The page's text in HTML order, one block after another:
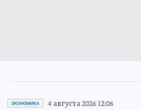
ЭКОНОМИКА 4 августа 2026 12:06